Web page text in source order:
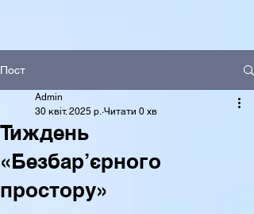
Пост
Тиждень
«Безбар’єрного
простору»
Admin
30 квіт. 2025 р. Читати 0 хв